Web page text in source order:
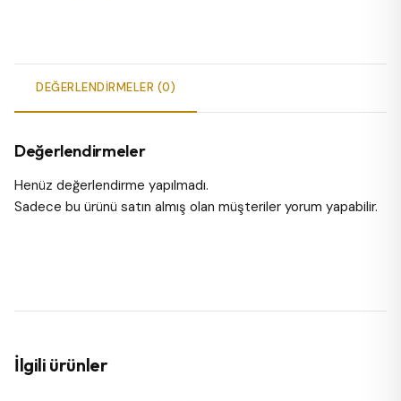
DEĞERLENDIRMELER (0)
Değerlendirmeler
Henüz değerlendirme yapılmadı.
Sadece bu ürünü satın almış olan müşteriler yorum yapabilir.
İlgili ürünler